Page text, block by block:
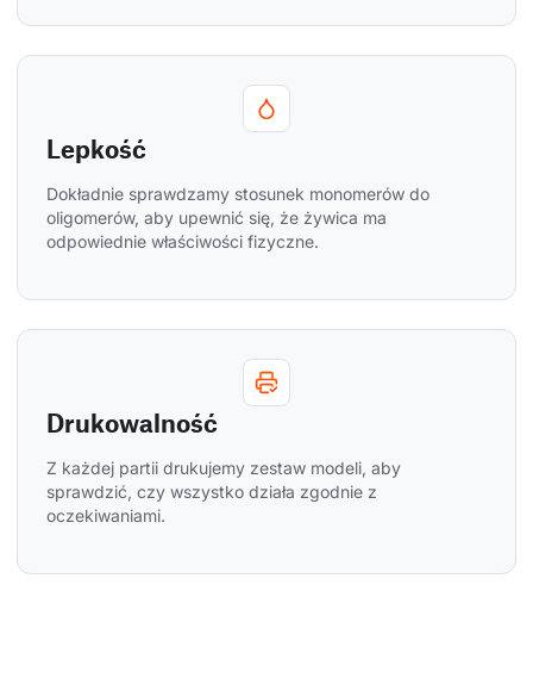
Lepkość
Dokładnie sprawdzamy stosunek monomerów do
oligomerów, aby upewnić się, że żywica ma
odpowiednie właściwości fizyczne.
Drukowalność
Z każdej partii drukujemy zestaw modeli, aby
sprawdzić, czy wszystko działa zgodnie z
oczekiwaniami.